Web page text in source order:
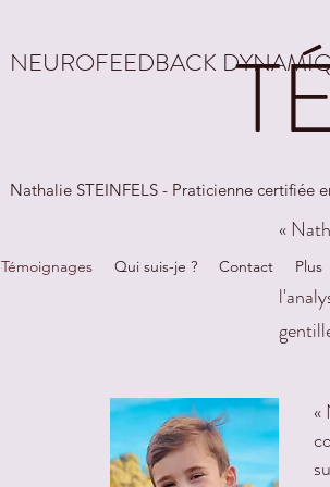
NEUROFEEDBACK
Nathalie STEINFELS - Praticienne
Témoignages Qui suis-je ? Contact Plus
«
a
«